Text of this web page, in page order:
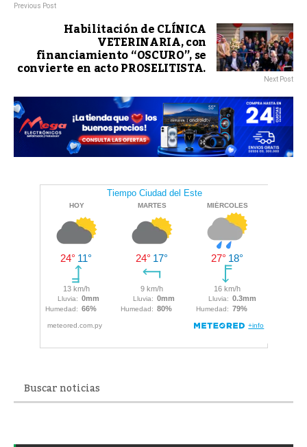
Previous Post
Habilitación de CLÍNICA
VETERINARIA, con
financiamiento “OSCURO”, se
convierte en acto PROSELITISTA. Next Post